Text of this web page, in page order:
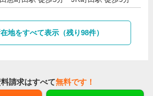
地をすべて表示（残り98件）
請求はすべて無料です！